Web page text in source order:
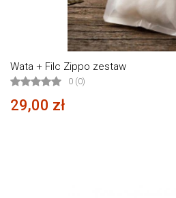
Wata + Filc Zippo zestaw
0 (0)
29,00 zł